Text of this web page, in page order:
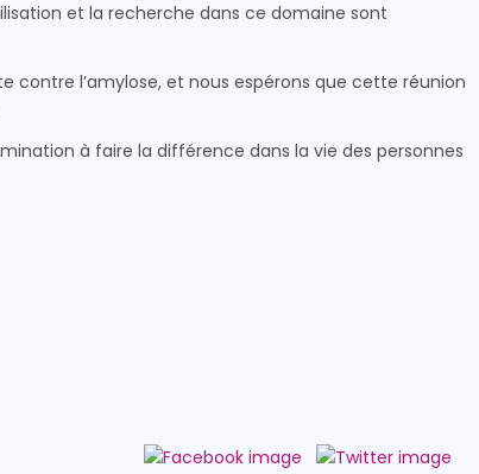
et la recherche dans ce domaine sont
contre l’amylose, et nous espérons que cette réunion
à faire la différence dans la vie des personnes